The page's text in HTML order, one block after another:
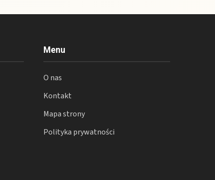
Menu
O nas
Kontakt
Mapa strony
Polityka prywatności